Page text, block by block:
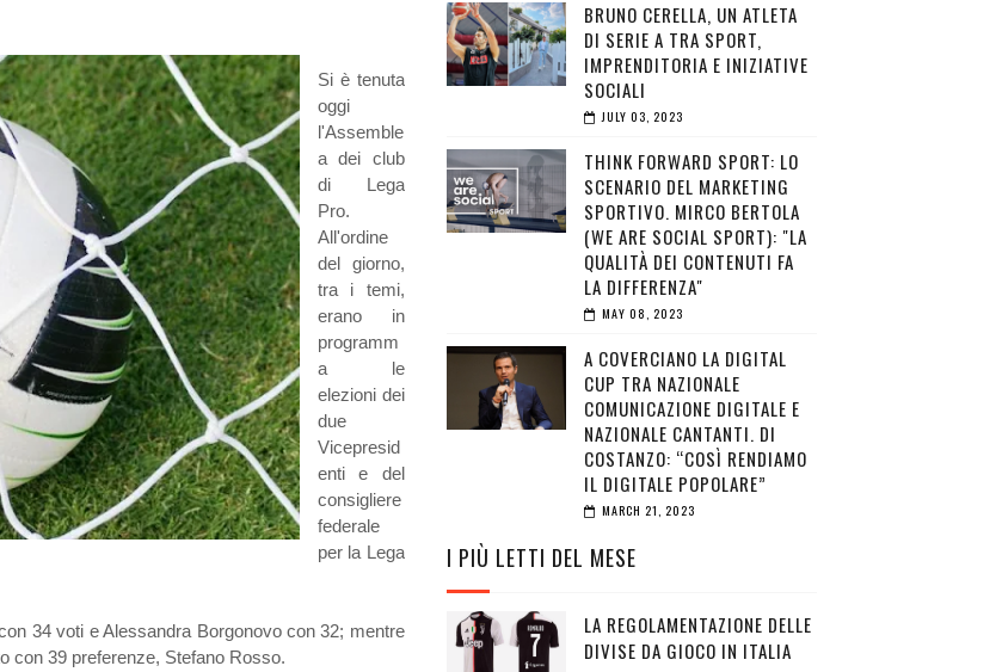
Si è tenuta
oggi
l'Assemble
a dei club
di Lega
Pro.
All'ordine
del giorno,
tra i temi,
erano in
programm
a le
elezioni dei
due
Vicepresid
enti e del
consigliere
federale
per la Lega
34 voti e Alessandra Borgonovo con 32; mentre
con 39 preferenze, Stefano Rosso.
BRUNO CERELLA, UN ATLETA
DI SERIE A TRA SPORT,
IMPRENDITORIA E INIZIATIVE
SOCIALI
JULY 03, 2023
THINK FORWARD SPORT: LO
SCENARIO DEL MARKETING
SPORTIVO. MIRCO BERTOLA
(WE ARE SOCIAL SPORT): "LA
QUALITÀ DEI CONTENUTI FA
LA DIFFERENZA"
MAY 08, 2023
A COVERCIANO LA DIGITAL
CUP TRA NAZIONALE
COMUNICAZIONE DIGITALE E
NAZIONALE CANTANTI. DI
COSTANZO: “COSÌ RENDIAMO
IL DIGITALE POPOLARE”
MARCH 21, 2023
I PIÙ LETTI DEL MESE
LA REGOLAMENTAZIONE DELLE
DIVISE DA GIOCO IN ITALIA